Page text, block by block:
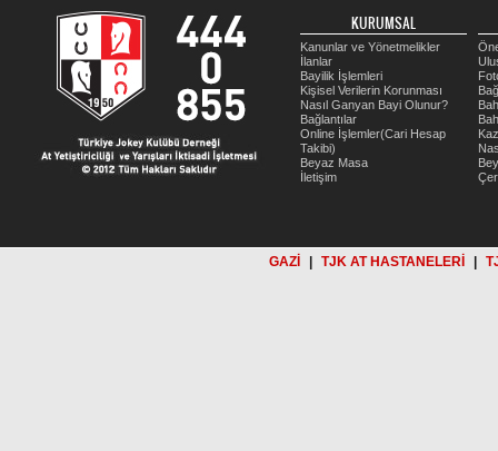
KURUMSAL
Kanunlar ve Yönetmelikler
İlanlar
Bayilik İşlemleri
Kişisel Verilerin Korunması
Nasıl Ganyan Bayi Olunur?
Bağlantılar
Online İşlemler(Cari Hesap
Takibi)
Beyaz Masa
İletişim
GAZİ TJK AT HASTANELERİ